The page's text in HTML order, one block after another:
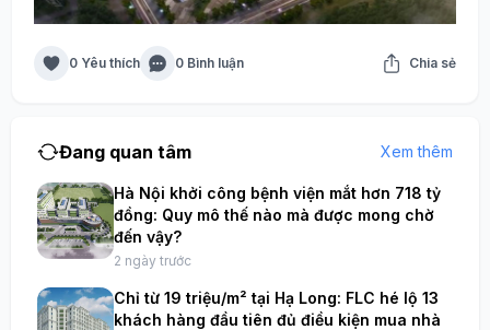
0 Yêu thích 0 Bình luận Chia sẻ
Đang quan tâm Xem thêm
Hà Nội khởi công bệnh viện mắt hơn 718 tỷ
đồng: Quy mô thế nào mà được mong chờ
đến vậy?
2 ngày trước
Chỉ từ 19 triệu/m² tại Hạ Long: FLC hé lộ 13
khách hàng đầu tiên đủ điều kiện mua nhà